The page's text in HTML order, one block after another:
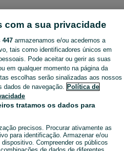
com a sua privacidade
447 armazenamos e/ou acedemos a
tais como identificadores únicos em
Pode aceitar ou gerir as suas
em qualquer momento na página da
escolhas serão sinalizadas aos nossos
dados de navegação. Política de
tratamos os dados para
precisos. Procurar ativamente as
para identificação. Armazenar e/ou
Compreender os públicos